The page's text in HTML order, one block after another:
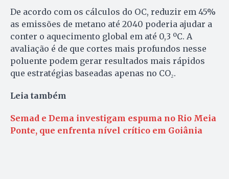
De acordo com os cálculos do OC, reduzir em 45%
as emissões de metano até 2040 poderia ajudar a
conter o aquecimento global em até 0,3 ºC. A
avaliação é de que cortes mais profundos nesse
poluente podem gerar resultados mais rápidos
que estratégias baseadas apenas no CO₂.
Leia também
Semad e Dema investigam espuma no Rio Meia
Ponte, que enfrenta nível crítico em Goiânia